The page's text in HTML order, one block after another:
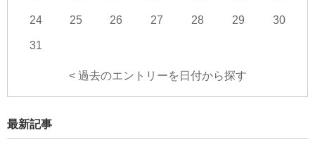
24 25 26 27 28 29 30
31
< 過去のエントリーを日付から探す
最新記事